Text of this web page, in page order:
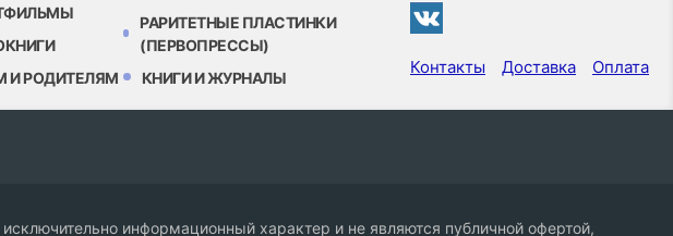
И РОДИТЕЛЯМ
РАРИТЕТНЫЕ ПЛАСТИНКИ
(ПЕРВОПРЕССЫ)
КНИГИ И ЖУРНАЛЫ
Контакты Доставка Оплата
информационный характер и не являются публичной офертой,